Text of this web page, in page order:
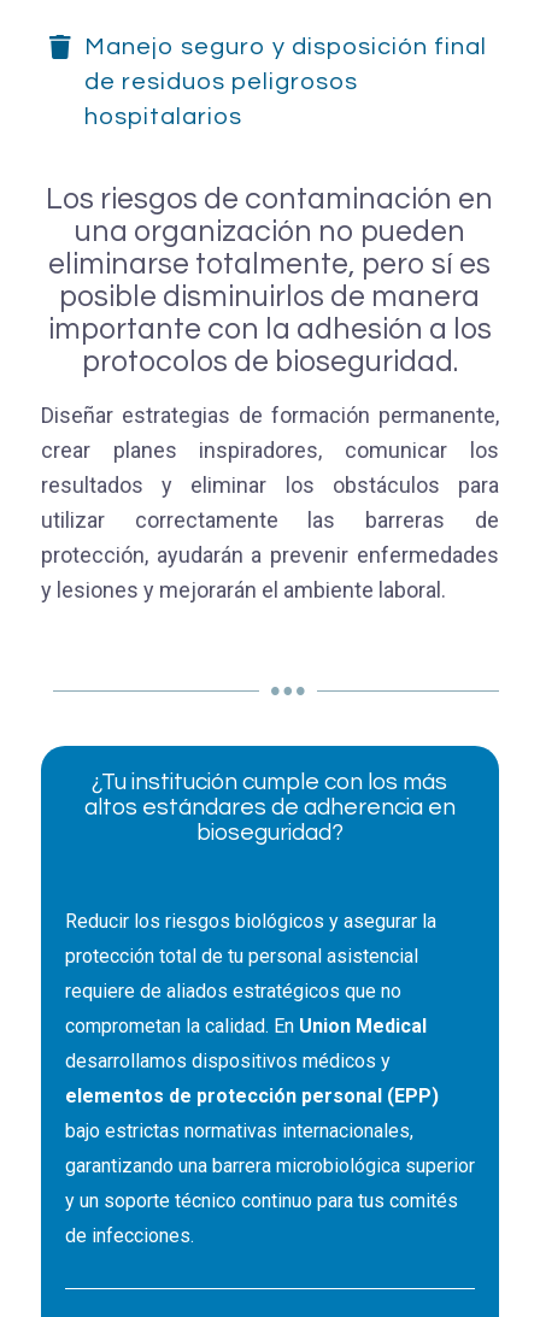
Manejo seguro y disposición final
de residuos peligrosos
hospitalarios
Los riesgos de contaminación en
una organización no pueden
eliminarse totalmente, pero sí es
posible disminuirlos de manera
importante con la adhesión a los
protocolos de bioseguridad.
Diseñar estrategias de formación permanente,
crear planes inspiradores, comunicar los
resultados y eliminar los obstáculos para
utilizar correctamente las barreras de
protección, ayudarán a prevenir enfermedades
y lesiones y mejorarán el ambiente laboral.
¿Tu institución cumple con los más
altos estándares de adherencia en
bioseguridad?
Reducir los riesgos biológicos y asegurar la
protección total de tu personal asistencial
requiere de aliados estratégicos que no
comprometan la calidad. En Union Medical
desarrollamos dispositivos médicos y
elementos de protección personal (EPP)
bajo estrictas normativas internacionales,
garantizando una barrera microbiológica superior
y un soporte técnico continuo para tus comités
de infecciones.